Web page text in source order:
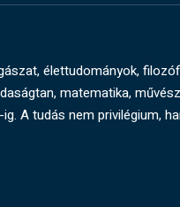
élettudományok,
matematika,
A tudás nem privilégium,